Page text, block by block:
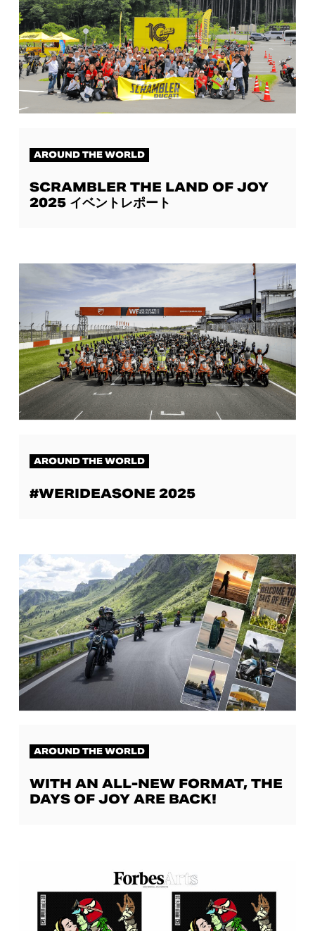
AROUND THE WORLD
SCRAMBLER THE LAND OF JOY
2025 イベントレポート
AROUND THE WORLD
#WERIDEASONE 2025
AROUND THE WORLD
WITH AN ALL-NEW FORMAT, THE
DAYS OF JOY ARE BACK!